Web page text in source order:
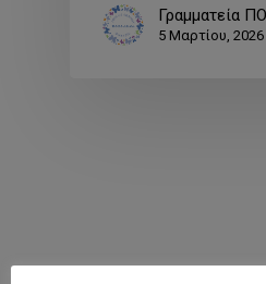
Γραμματεία
5 Μαρτίου, 2026